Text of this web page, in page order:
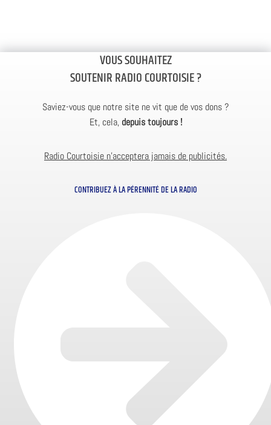
VOUS SOUHAITEZ
SOUTENIR RADIO COURTOISIE ?
Saviez-vous que notre site ne vit que de vos dons ?
Et, cela, depuis toujours !
Radio Courtoisie n’acceptera jamais de publicités.
CONTRIBUEZ À LA PÉRENNITÉ DE LA RADIO